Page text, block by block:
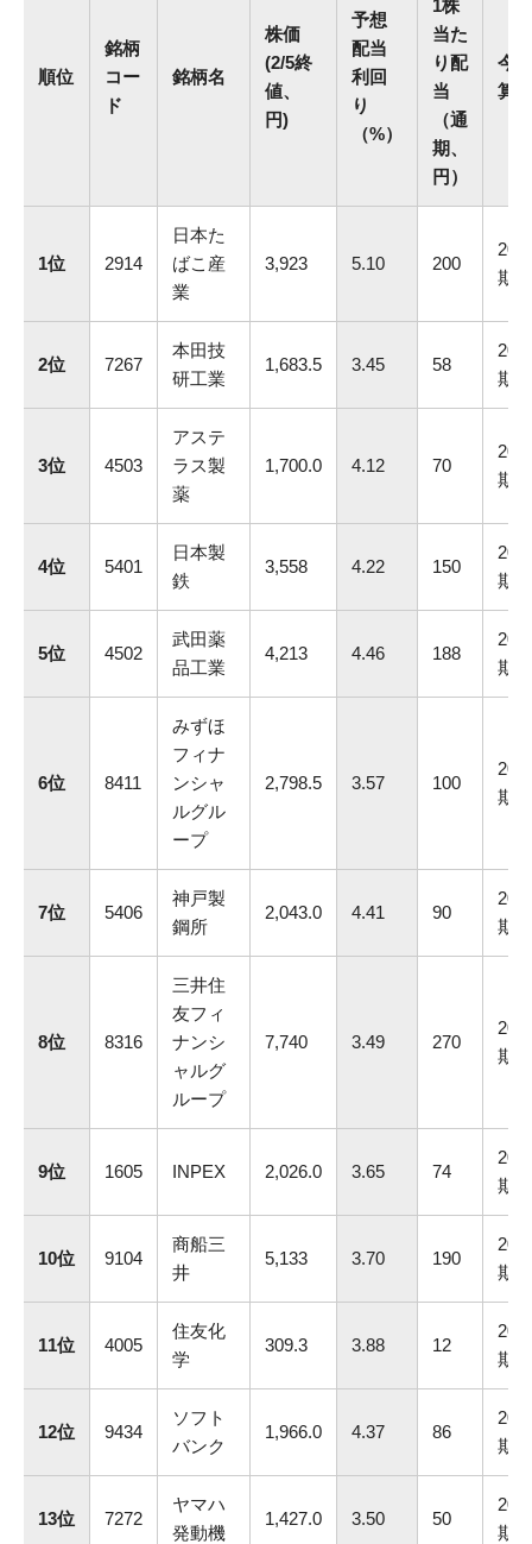
順位
銘柄
コー
ド
銘柄名
株価
(2/5終
値、
円)
予想
配当
利回
り
（%）
1株
当た
り配
当
（通
期、
円）
今
算期
1位 2914
日本た
ばこ産
業
3,923 5.10 200
期
2位 7267
本田技
研工業
1,683.5 3.45 58
期
3位 4503
アステ
ラス製
薬
1,700.0 4.12 70
期
4位 5401
日本製
鉄
3,558 4.22 150
期
5位 4502
武田薬
品工業
4,213 4.46 188
期
6位 8411
みずほ
フィナ
ンシャ
ルグル
ープ
2,798.5 3.57 100
期
7位 5406
神戸製
鋼所
2,043.0 4.41 90
期
8位 8316
三井住
友フィ
ナンシ
ャルグ
ループ
7,740 3.49 270
期
9位 1605 INPEX 2,026.0 3.65 74
期
10位 9104
商船三
井
5,133 3.70 190
期
11位 4005
住友化
学
309.3 3.88 12
期
12位 9434
ソフト
バンク
1,966.0 4.37 86
期
13位 7272
ヤマハ
発動機
1,427.0 3.50 50
期